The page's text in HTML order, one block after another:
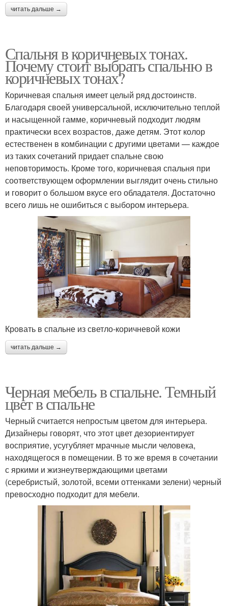
читать дальше →
Спальня в коричневых тонах.
Почему стоит выбрать спальню в
коричневых тонах?
Коричневая спальня имеет целый ряд достоинств.
Благодаря своей универсальной, исключительно теплой
и насыщенной гамме, коричневый подходит людям
практически всех возрастов, даже детям. Этот колор
естественен в комбинации с другими цветами — каждое
из таких сочетаний придает спальне свою
неповторимость. Кроме того, коричневая спальня при
соответствующем оформлении выглядит очень стильно
и говорит о большом вкусе его обладателя. Достаточно
всего лишь не ошибиться с выбором интерьера.
Кровать в спальне из светло-коричневой кожи
читать дальше →
Черная мебель в спальне. Темный
цвет в спальне
Черный считается непростым цветом для интерьера.
Дизайнеры говорят, что этот цвет дезориентирует
восприятие, усугубляет мрачные мысли человека,
находящегося в помещении. В то же время в сочетании
с яркими и жизнеутверждающими цветами
(серебристый, золотой, всеми оттенками зелени) черный
превосходно подходит для мебели.